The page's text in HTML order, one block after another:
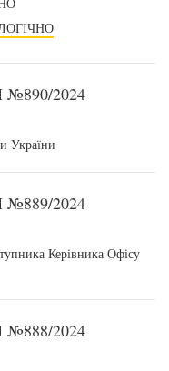
2024
України
2024
Керівника Офісу
2024